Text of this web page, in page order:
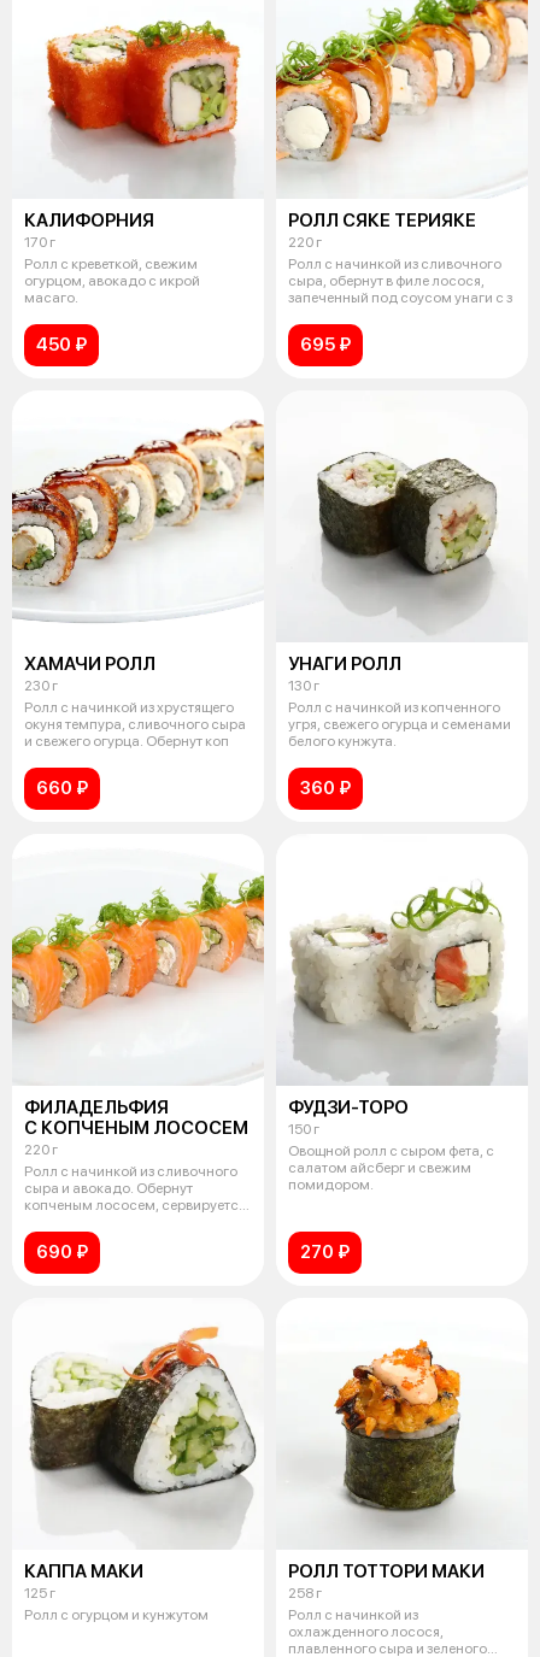
КАЛИФОРНИЯ
170 г
Ролл с креветкой, свежим
огурцом, авокадо с икрой
масаго.
450 ₽
РОЛЛ СЯКЕ ТЕРИЯКЕ
220 г
Ролл с начинкой из сливочного
сыра, обернут в филе лосося,
запеченный под соусом унаги с з
695 ₽
ХАМАЧИ РОЛЛ
230 г
Ролл с начинкой из хрустящего
окуня темпура, сливочного сыра
и свежего огурца. Обернут коп
660 ₽
УНАГИ РОЛЛ
130 г
Ролл с начинкой из копченного
угря, свежего огурца и семенами
белого кунжута.
360 ₽
ФИЛАДЕЛЬФИЯ
С КОПЧЕНЫМ ЛОСОСЕМ
220 г
Ролл с начинкой из сливочного
сыра и авокадо. Обернут
копченым лососем, сервируется
690 ₽
ФУДЗИ-ТОРО
150 г
Овощной ролл с сыром фета, с
салатом айсберг и свежим
помидором.
270 ₽
КАППА МАКИ
125 г
Ролл с огурцом и кунжутом
РОЛЛ ТОТТОРИ МАКИ
258 г
Ролл с начинкой из
охлажденного лосося,
плавленного сыра и зеленого